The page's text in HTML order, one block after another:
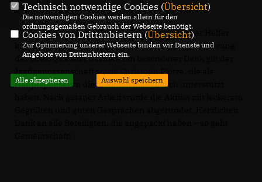
Dank der tatkräftigen Unterstützung zahlreicher Helfer
konnte dadurch ein wichtiger Beitrag zur Verschönerung
des Ortes geleistet werden. Ein besonderer Dank gilt der
Jagdgenossenschaft sowie Christoph Plötze, die als
Hauptsponsoren diese Aktion maßgeblich unterstützt
Technisch notwendige Cookies (Übersicht)
Die notwendigen Cookies werden allein für den
ordnungsgemäßen Gebrauch der Webseite benötigt.
Cookies von Drittanbietern (Übersicht)
Zur Optimierung unserer Webseite binden wir Dienste und
Angebote von Drittanbietern ein.
Alle akzeptieren Auswahl speichern